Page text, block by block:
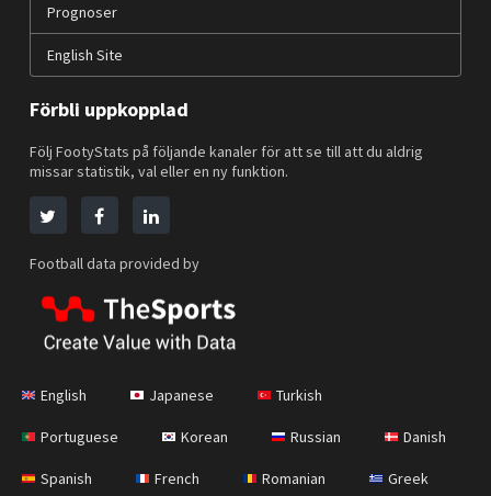
Prognoser
English Site
Förbli uppkopplad
Följ FootyStats på följande kanaler för att se till att du aldrig
missar statistik, val eller en ny funktion.
Football data provided by
English Japanese Turkish
Portuguese Korean Russian Danish
Spanish French Romanian Greek